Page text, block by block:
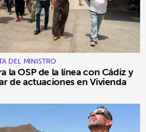
DEL MINISTRO
la OSP de la línea con Cádiz y
de actuaciones en Vivienda